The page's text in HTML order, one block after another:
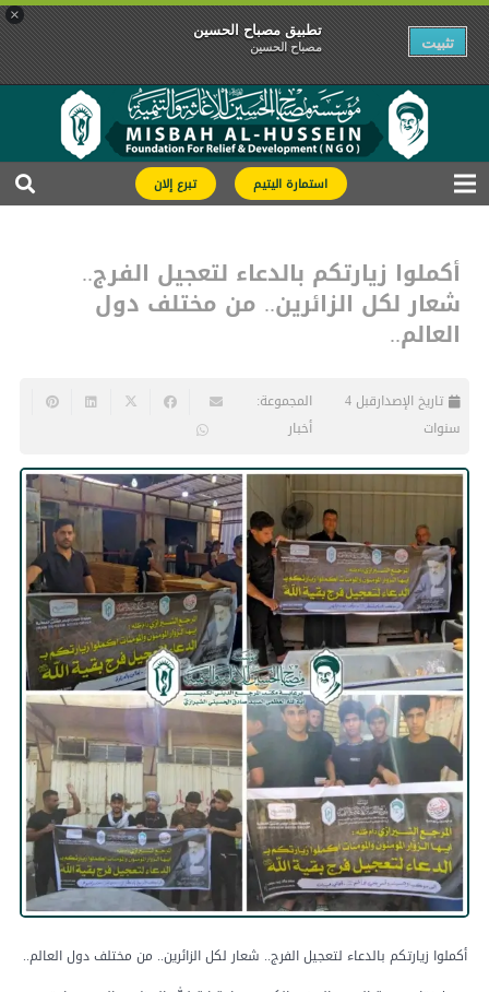
×
تطبیق مصباح الحسین
مصباح الحسین تثبیت
استمارة اليتيم تبرع إلان
أكملوا زيارتكم بالدعاء لتعجيل الفرج..
شعار لكل الزائرين.. من مختلف دول
العالم..
تاريخ الإصدار
قبل 4
سنوات
المجموعة:
أخبار
أكملوا زيارتكم بالدعاء لتعجيل الفرج.. شعار لكل الزائرين.. من مختلف دول العالم..